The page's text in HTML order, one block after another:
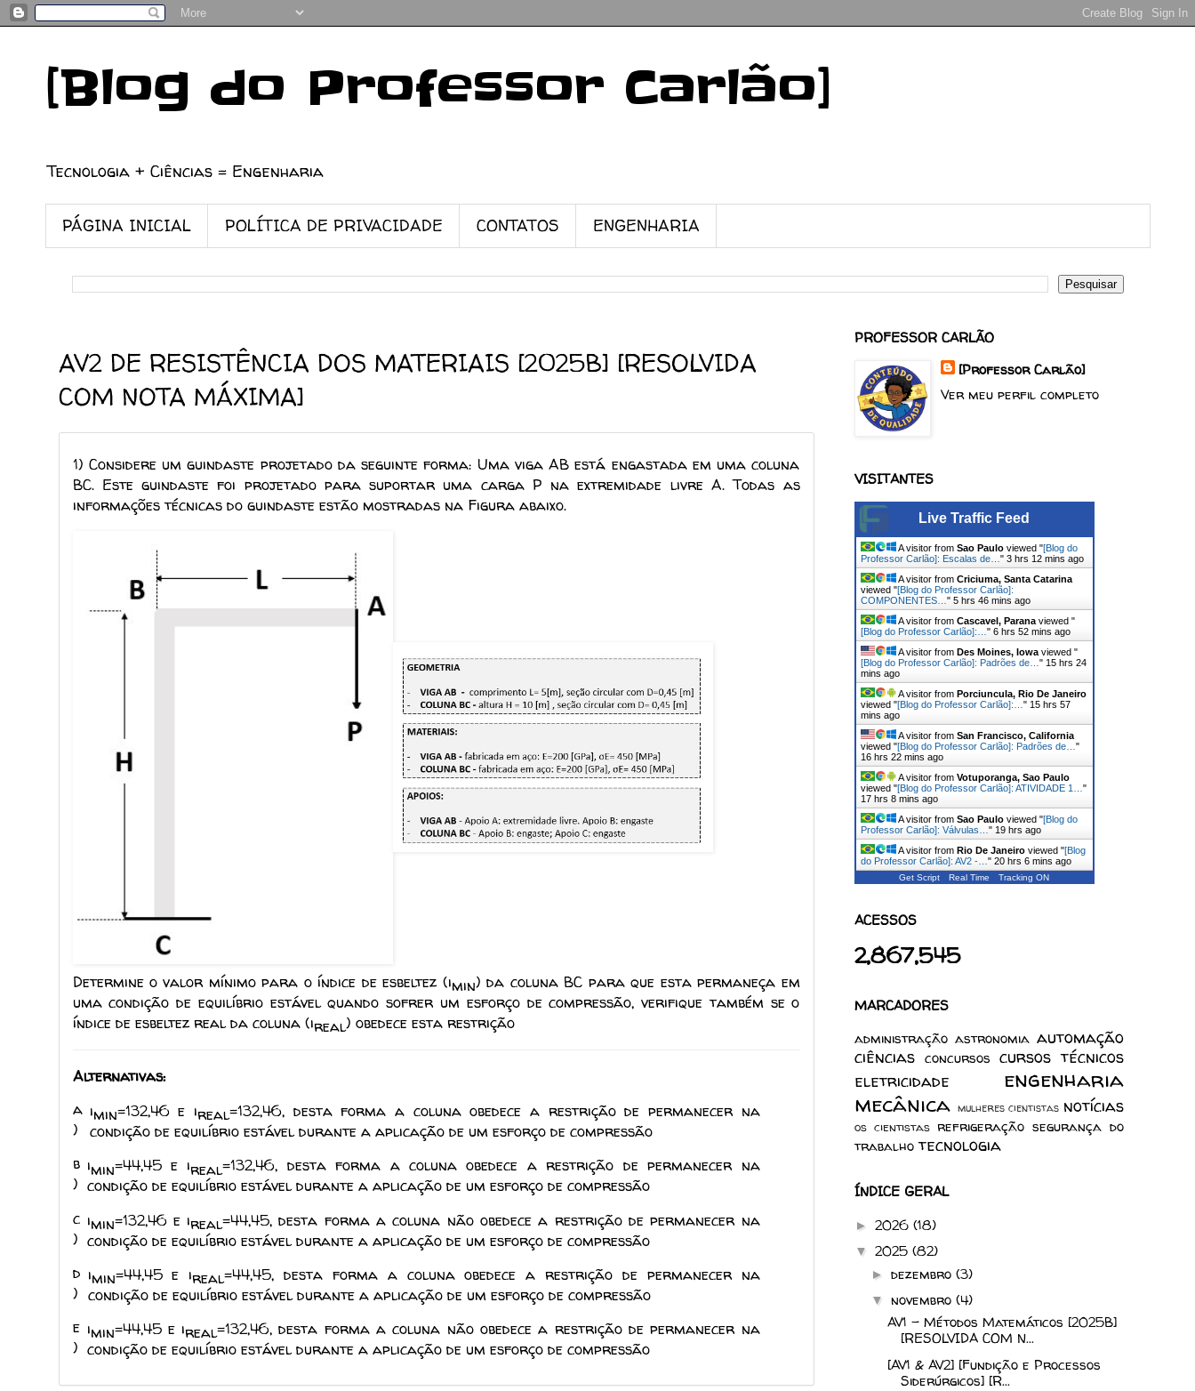
[Blog do Professor Carlão]
Tecnologia + Ciências = Engenharia
PÁGINA INICIAL POLÍTICA DE PRIVACIDADE CONTATOS ENGENHARIA
AV2 DE RESISTÊNCIA DOS MATERIAIS [2025B] [RESOLVIDA
COM NOTA MÁXIMA]
1) Considere um guindaste projetado da seguinte forma: Uma viga AB está engastada em uma coluna
BC. Este guindaste foi projetado para suportar uma carga P na extremidade livre A.Todas as
informações técnicas do guindaste estão mostradas na Figura abaixo.
Determine o valor mínimo para o índice de esbeltez (imin) da coluna BC para que esta permaneça em
uma condição de equilíbrio estável quando sofrer um esforço de compressão, verifique também se o
índice de esbeltez real da coluna (ireal) obedece esta restrição
Alternativas:
a
)
imin=132,46 e ireal=132,46, desta forma a coluna obedece a restrição de permanecer na
condição de equilíbrio estável durante a aplicação de um esforço de compressão
b
)
imin=44,45 e ireal=132,46, desta forma a coluna obedece a restrição de permanecer na
condição de equilíbrio estável durante a aplicação de um esforço de compressão
c
)
imin=132,46 e ireal=44,45, desta forma a coluna não obedece a restrição de permanecer na
condição de equilíbrio estável durante a aplicação de um esforço de compressão
d
)
imin=44,45 e ireal=44,45, desta forma a coluna obedece a restrição de permanecer na
condição de equilíbrio estável durante a aplicação de um esforço de compressão
e
)
imin=44,45 e ireal=132,46, desta forma a coluna não obedece a restrição de permanecer na
condição de equilíbrio estável durante a aplicação de um esforço de compressão
PROFESSOR CARLÃO
[Professor Carlão]
Ver meu perfil completo
VISITANTES
Live Traffic Feed
A visitor from Sao Pauloviewed "[Blog do
Professor Carlão]: Escalas de… " 3 hrs 12 mins ago
A visitor from Criciuma, Santa Catarina
viewed "[Blog do Professor Carlão]:
COMPONENTES… " 5 hrs 46 mins ago
A visitor from Cascavel, Paranaviewed "
[Blog do Professor Carlão]:… " 6 hrs 52 mins ago
A visitor from Des Moines, Iowaviewed "
[Blog do Professor Carlão]: Padrões de… " 15 hrs 24
mins ago
A visitor from Porciuncula, Rio De Janeiro
viewed "[Blog do Professor Carlão]:… " 15 hrs 57
mins ago
A visitor from San Francisco, California
viewed "[Blog do Professor Carlão]: Padrões de… "
16 hrs 22 mins ago
A visitor from Votuporanga, Sao Paulo
viewed "[Blog do Professor Carlão]: ATIVIDADE 1… "
17 hrs 8 mins ago
A visitor from Sao Pauloviewed "[Blog do
Professor Carlão]: Válvulas… " 19 hrs ago
A visitor from Rio De Janeiroviewed "[Blog
do Professor Carlão]: AV2 -… " 20 hrs 6 mins ago
Get Script Real Time Tracking ON
ACESSOS
2,867,545
MARCADORES
administração astronomia automação
ciências concursos cursos técnicos
eletricidade
engenharia
mecânica mulheres cientistas notícias
os cientistas refrigeração segurança do
trabalho tecnologia
ÍNDICE GERAL
► 2026 (18)
▼ 2025 (82)
► dezembro (3)
▼ novembro (4)
AV1 - Métodos Matemáticos [2025B]
[RESOLVIDA COM N...
[AV1 & AV2] [Fundição e Processos
Siderúrgicos] [R...